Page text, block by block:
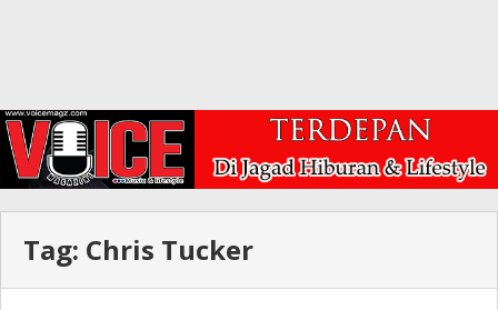
Tag: Chris Tucker